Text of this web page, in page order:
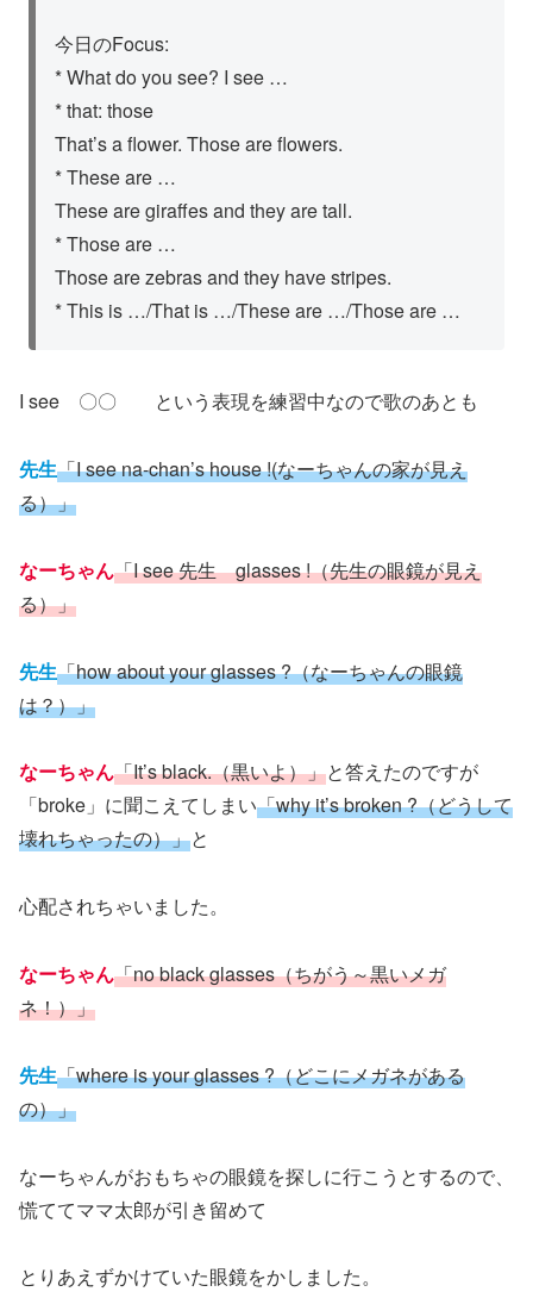
今日のFocus:
* What do you see? I see …
* that: those
That’s a flower. Those are flowers.
* These are …
These are giraffes and they are tall.
* Those are …
Those are zebras and they have stripes.
* This is …/That is …/These are …/Those are …
I see 〇〇 という表現を練習中なので歌のあとも
先生「I see na-chan’s house !(なーちゃんの家が見え
る）」
なーちゃん「I see 先生 glasses !（先生の眼鏡が見え
る）」
先生「how about your glasses ?（なーちゃんの眼鏡
は？）」
なーちゃん「It’s black.（黒いよ）」と答えたのですが
「broke」に聞こえてしまい「why it’s broken ?（どうして
壊れちゃったの）」と
心配されちゃいました。
なーちゃん「no black glasses（ちがう～黒いメガ
ネ！）」
先生「where is your glasses ?（どこにメガネがある
の）」
なーちゃんがおもちゃの眼鏡を探しに行こうとするので、
慌ててママ太郎が引き留めて
とりあえずかけていた眼鏡をかしました。